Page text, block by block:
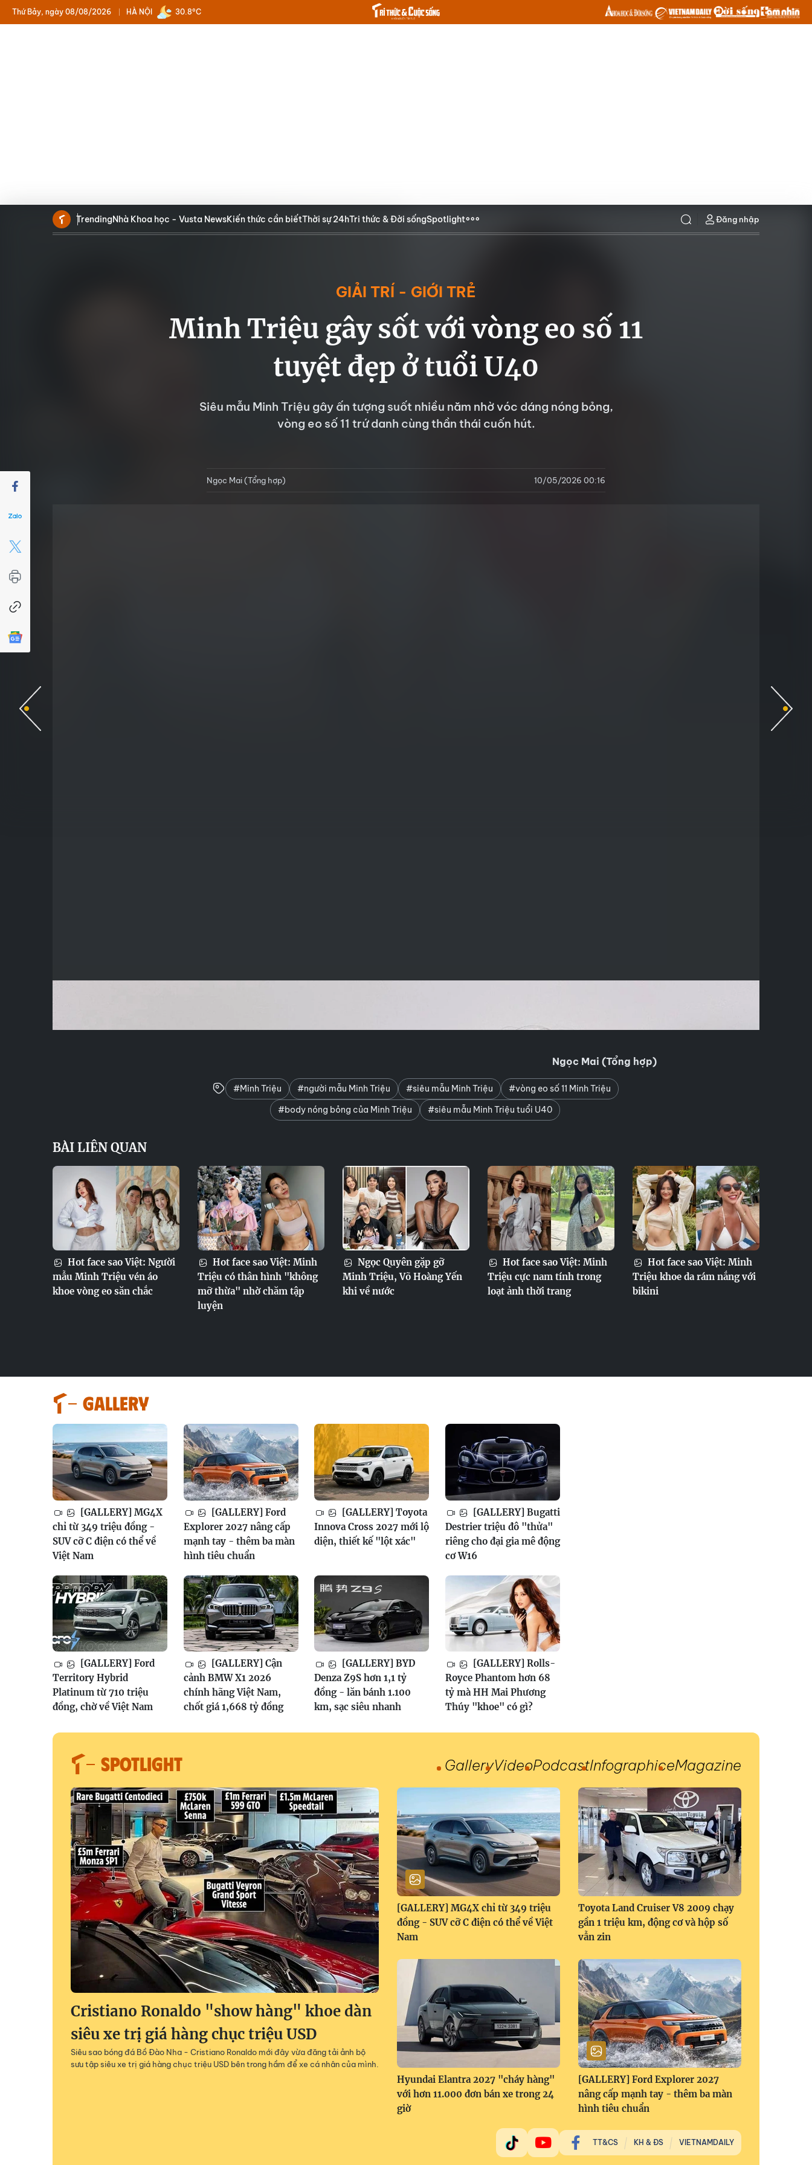
HÀ NỘI
Thứ Bảy, ngày 08/08/2026 30.8°C
TrendingNhà Khoa học - Vusta NewsKiến thức cần biếtThời sự 24hTri thức & Đời sốngSpotlight Đăng nhập
GIẢI TRÍ - GIỚI TRẺ
Minh Triệu gây sốt với vòng eo số 11
tuyệt đẹp ở tuổi U40
Siêu mẫu Minh Triệu gây ấn tượng suốt nhiều năm nhờ vóc dáng nóng bỏng,
vòng eo số 11 trứ danh cùng thần thái cuốn hút.
Ngọc Mai (Tổng hợp) 10/05/2026 00:16
Ngọc Mai (Tổng hợp)
#Minh Triệu #người mẫu Minh Triệu #siêu mẫu Minh Triệu
#vòng eo số 11 Minh Triệu
#body nóng bỏng của Minh Triệu
#siêu mẫu Minh Triệu tuổi U40
BÀI LIÊN QUAN
Hot face sao Việt: Người
mẫu Minh Triệu vén áo
khoe vòng eo săn chắc
Hot face sao Việt: Minh
Triệu có thân hình "không
mỡ thừa" nhờ chăm tập
luyện
Ngọc Quyên gặp gỡ
Minh Triệu, Võ Hoàng Yến
khi về nước
Hot face sao Việt: Minh
Triệu cực nam tính trong
loạt ảnh thời trang
Hot face sao Việt: Minh
Triệu khoe da rám nắng với
bikini
GALLERY
[GALLERY] MG4X
chỉ từ 349 triệu đồng -
SUV cỡ C điện có thể về
Việt Nam
[GALLERY] Ford
Explorer 2027 nâng cấp
mạnh tay - thêm ba màn
hình tiêu chuẩn
[GALLERY] Toyota
Innova Cross 2027 mới lộ
diện, thiết kế "lột xác"
[GALLERY] Bugatti
Destrier triệu đô "thửa"
riêng cho đại gia mê động
cơ W16
[GALLERY] Ford
Territory Hybrid
Platinum từ 710 triệu
đồng, chờ về Việt Nam
[GALLERY] Cận
cảnh BMW X1 2026
chính hãng Việt Nam,
chốt giá 1,668 tỷ đồng
[GALLERY] BYD
Denza Z9S hơn 1,1 tỷ
đồng - lăn bánh 1.100
km, sạc siêu nhanh
[GALLERY] Rolls-
Royce Phantom hơn 68
tỷ mà HH Mai Phương
Thúy "khoe" có gì?
SPOTLIGHT GalleryVideoPodcastInfographiceMagazine
Cristiano Ronaldo "show hàng" khoe dàn
siêu xe trị giá hàng chục triệu USD
Siêu sao bóng đá Bồ Đào Nha - Cristiano Ronaldo mới đây vừa đăng tải ảnh bộ
sưu tập siêu xe trị giá hàng chục triệu USD bên trong hầm để xe cá nhân của mình.
[GALLERY] MG4X chỉ từ 349 triệu
đồng - SUV cỡ C điện có thể về Việt
Nam
Toyota Land Cruiser V8 2009 chạy
gần 1 triệu km, động cơ và hộp số
vẫn zin
Hyundai Elantra 2027 "cháy hàng"
với hơn 11.000 đơn bán xe trong 24
giờ
[GALLERY] Ford Explorer 2027
nâng cấp mạnh tay - thêm ba màn
hình tiêu chuẩn
TT&CS KH & ĐS VIETNAMDAILY